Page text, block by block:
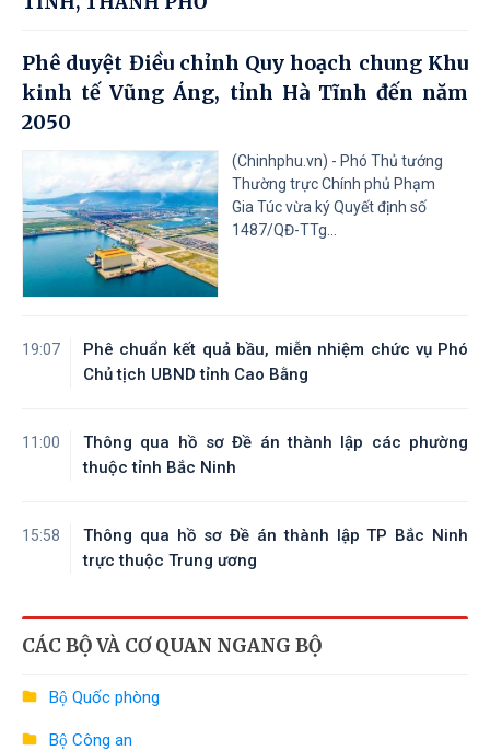
Phê duyệt Điều chỉnh Quy hoạch chung Khu
kinh tế Vũng Áng, tỉnh Hà Tĩnh đến năm
2050
(Chinhphu.vn) - Phó Thủ tướng
Thường trực Chính phủ Phạm
Gia Túc vừa ký Quyết định số
1487/QĐ-TTg...
19:07
Phê chuẩn kết quả bầu, miễn nhiệm chức vụ Phó
Chủ tịch UBND tỉnh Cao Bằng
11:00
Thông qua hồ sơ Đề án thành lập các phường
thuộc tỉnh Bắc Ninh
15:58
Thông qua hồ sơ Đề án thành lập TP Bắc Ninh
trực thuộc Trung ương
CÁC BỘ VÀ CƠ QUAN NGANG BỘ
Bộ Quốc phòng
Bộ Công an